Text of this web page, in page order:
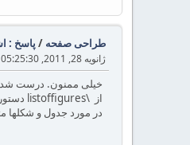
طراحی صفحه / پاسخ :
ژانویه 28, 2011, 05:25:30 بعد از ظهر
از \listoffigures دستور میدم، میره صفحه آخر فهرست شکلها رو میزنه به عنوان شماره صفحه.
در مورد جدول و